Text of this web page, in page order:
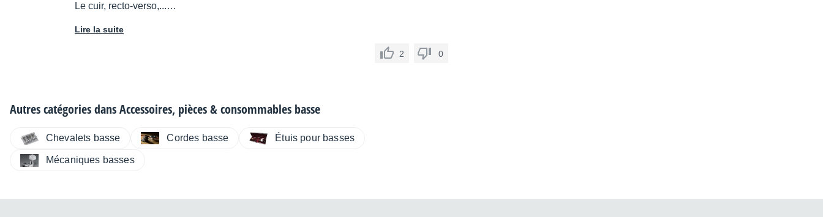
Le cuir, recto-verso,...…
Lire la suite
2 0
Autres catégories dansAccessoires, pièces & consommables basse
Chevalets basse Cordes basse Étuis pour basses
Mécaniques basses